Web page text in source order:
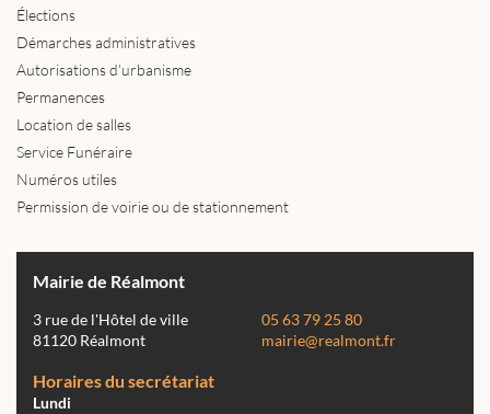
Élections
Démarches administratives
Autorisations d'urbanisme
Permanences
Location de salles
Service Funéraire
Numéros utiles
Permission de voirie ou de stationnement
Mairie de Réalmont
3 rue de l'Hôtel de ville
81120 Réalmont
05 63 79 25 80
mairie@realmont.fr
Horaires du secrétariat
Lundi